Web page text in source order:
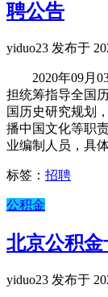
聘公告
yiduo23 发布于
2020年09月03
担统筹指导全国
国历史研究规划
播中国文化等职
业编制人员，
标签： 招聘
公积金
北京公积
yiduo23 发布于